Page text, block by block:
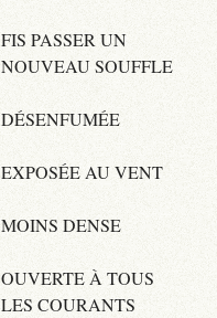
FIS PASSER UN
NOUVEAU SOUFFLE
DÉSENFUMÉE
EXPOSÉE AU VENT
MOINS DENSE
OUVERTE À TOUS
LES COURANTS